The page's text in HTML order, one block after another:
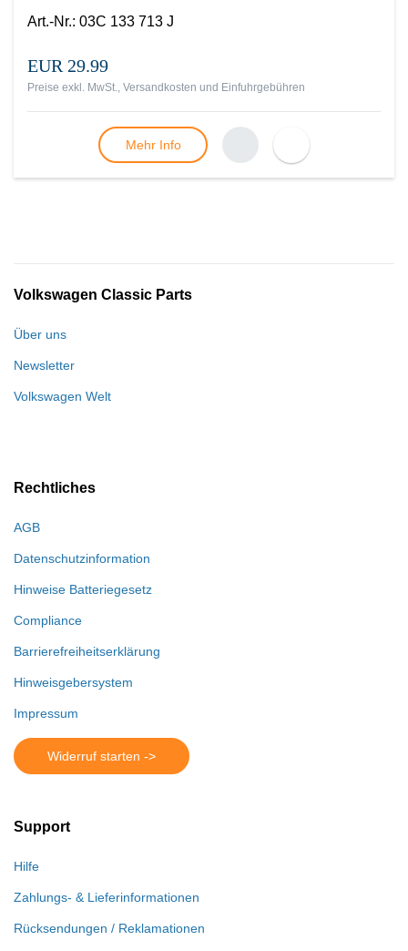
Art.-Nr.: 03C 133 713 J
EUR 29.99
Preise exkl. MwSt., Versandkosten und Einfuhrgebühren
Mehr Info
Volkswagen Classic Parts
Über uns
Newsletter
Volkswagen Welt
Rechtliches
AGB
Datenschutzinformation
Hinweise Batteriegesetz
Compliance
Barrierefreiheitserklärung
Hinweisgebersystem
Impressum
Widerruf starten ->
Support
Hilfe
Zahlungs- & Lieferinformationen
Rücksendungen / Reklamationen